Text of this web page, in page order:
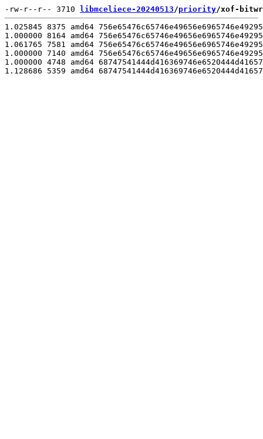
-rw-r--r-- 3710 libmceliece-20240513/priority/xof-
1.025845 8375 amd64
1.000000 8164 amd64
1.061765 7581 amd64
1.000000 7140 amd64
1.000000 4748 amd64